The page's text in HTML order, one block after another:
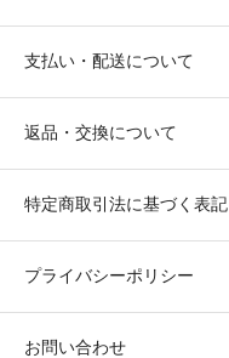
支払い・配送について
返品・交換について
特定商取引法に基づく表記
プライバシーポリシー
お問い合わせ